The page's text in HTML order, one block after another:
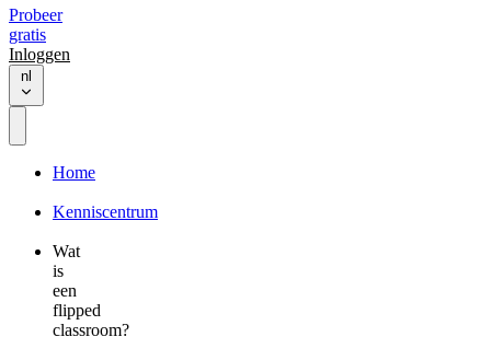
Probeer
gratis
Inloggen
nl
Home
Kenniscentrum
Wat
is
een
flipped
classroom?